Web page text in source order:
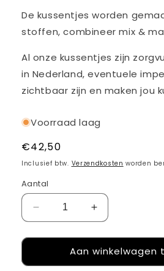
De kussentjes worden
stoffen, combineer mix &
Al onze kussentjes zijn
in Nederland, eventuele
zichtbaar zijn en maken jou
Voorraad laag
Normale
prijs
€42,50
Inclusief btw. Verzendkosten worden
Aantal
Aantal
verlagen
voor
Kussen
Ruud
Aantal
verhogen
voor
Kussen
Ruud
Aan winkelwagen